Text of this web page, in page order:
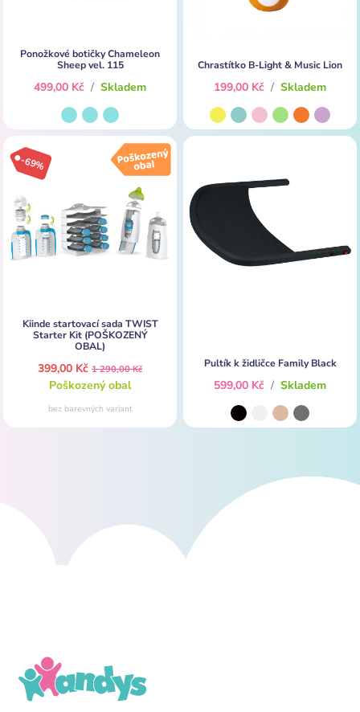
Ponožkové botičky Chameleon
Sheep vel. 115
499,00 Kč / Skladem
Chrastítko B-Light & Music Lion
199,00 Kč / Skladem
-69%
Kiinde startovací sada TWIST
Starter Kit (POŠKOZENÝ
OBAL)
399,00 Kč 1 290,00 Kč
Poškozený obal
bez barevných variant
Pultík k židličce Family Black
599,00 Kč / Skladem